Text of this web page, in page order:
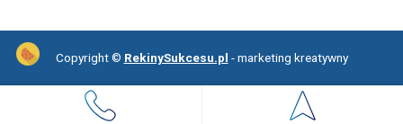
Copyright © RekinySukcesu.pl - marketing kreatywny